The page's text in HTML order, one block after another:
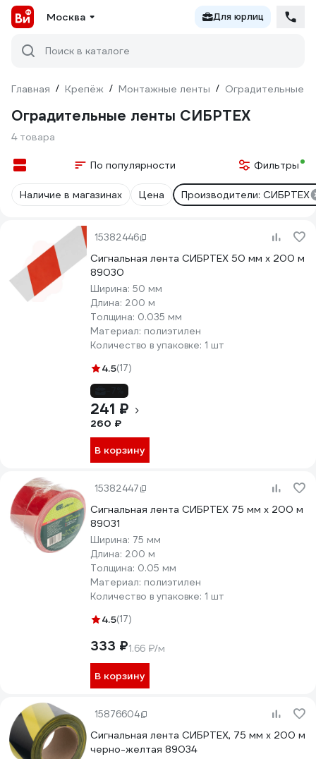
Москва Для юрлиц
Поиск в каталоге
Главная / Крепёж / Монтажные ленты / Оградительные
Оградительные ленты СИБРТЕХ
4 товара
По популярности Фильтры
Наличие в магазинах Цена Производители: СИБРТЕХ
15382446
Сигнальная лента СИБРТЕХ 50 мм х 200 м
89030
Ширина: 50 мм
Длина: 200 м
Толщина: 0.035 мм
Материал: полиэтилен
Количество в упаковке: 1 шт
4.5(17)
241 ₽
260 ₽
В корзину
15382447
Сигнальная лента СИБРТЕХ 75 мм х 200 м
89031
Ширина: 75 мм
Длина: 200 м
Толщина: 0.05 мм
Материал: полиэтилен
Количество в упаковке: 1 шт
4.5(17)
333 ₽1.66 ₽/м
В корзину
15876604
Сигнальная лента СИБРТЕХ, 75 мм х 200 м
черно-желтая 89034